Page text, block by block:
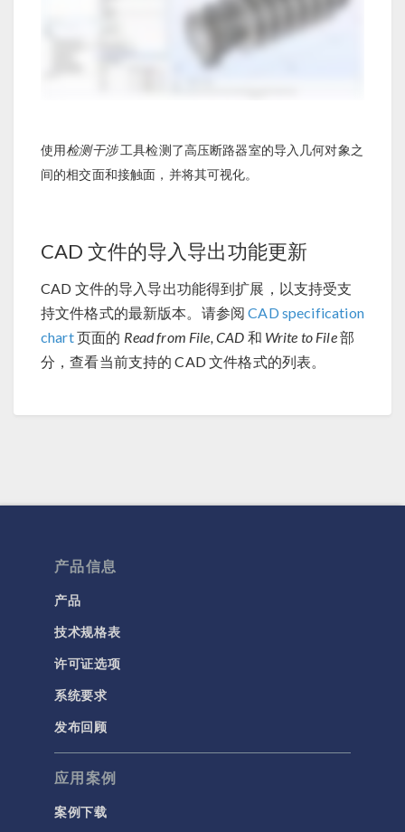
使用检测干涉工具检测了高压断路器室的导入几何对象之
间的相交面和接触面，并将其可视化。
CAD 文件的导入导出功能更新
CAD 文件的导入导出功能得到扩展，以支持受支
持文件格式的最新版本。请参阅CAD specification
chart页面的 Read from File, CAD 和 Write to File部
分，查看当前支持的 CAD 文件格式的列表。
产品信息
产品
技术规格表
许可证选项
系统要求
发布回顾
应用案例
案例下载